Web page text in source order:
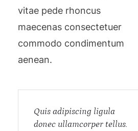
vitae pede rhoncus
maecenas consectetuer
commodo condimentum
aenean.
Quis adipiscing ligula
donec ullamcorper tellus.